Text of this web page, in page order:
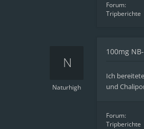
Forum:
Tripberichte
Naturhigh
100mg
Ich
und
Forum:
Tripberichte